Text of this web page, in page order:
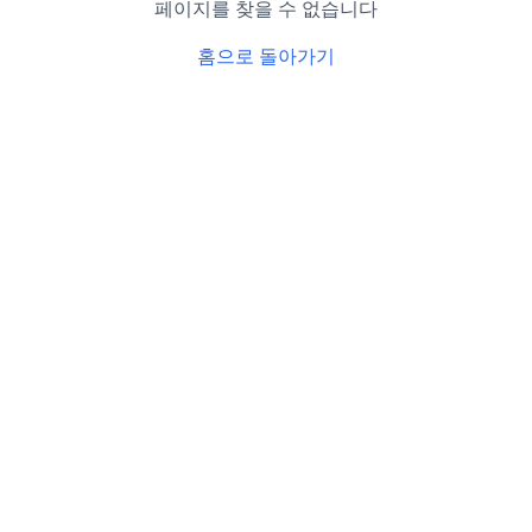
페이지를 찾을 수 없습니다
홈으로 돌아가기